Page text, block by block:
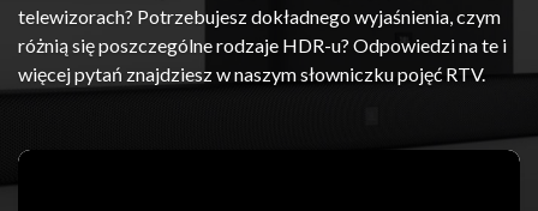
telewizorach? Potrzebujesz dokładnego wyjaśnienia, czym
różnią się poszczególne rodzaje HDR-u? Odpowiedzi na te i
więcej pytań znajdziesz w naszym słowniczku pojęć RTV.